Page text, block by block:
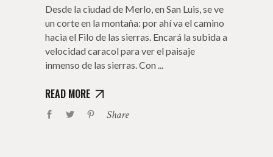
Desde la ciudad de Merlo, en San Luis, se ve
un corte en la montaña: por ahí va el camino
hacia el Filo de las sierras. Encará la subida a
velocidad caracol para ver el paisaje
inmenso de las sierras. Con
READ MORE
Share